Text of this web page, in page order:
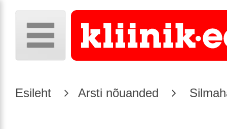
Esileht Arsti nõuanded